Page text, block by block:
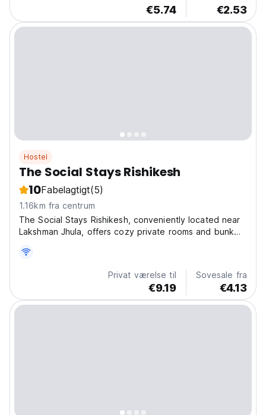
€5.74 €2.53
Hostel
The Social Stays Rishikesh
10Fabelagtigt(5)
1.16km fra centrum
The Social Stays Rishikesh, conveniently located near
Lakshman Jhula, offers cozy private rooms and bunk
in-house cafe, Palate and Plate, serves delectable
meals. Additionally, guests can enjoy a common...
Privat værelse til
€9.19
Sovesale fra
€4.13